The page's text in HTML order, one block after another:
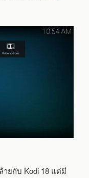
ยกับ Kodi 18 แต่มี